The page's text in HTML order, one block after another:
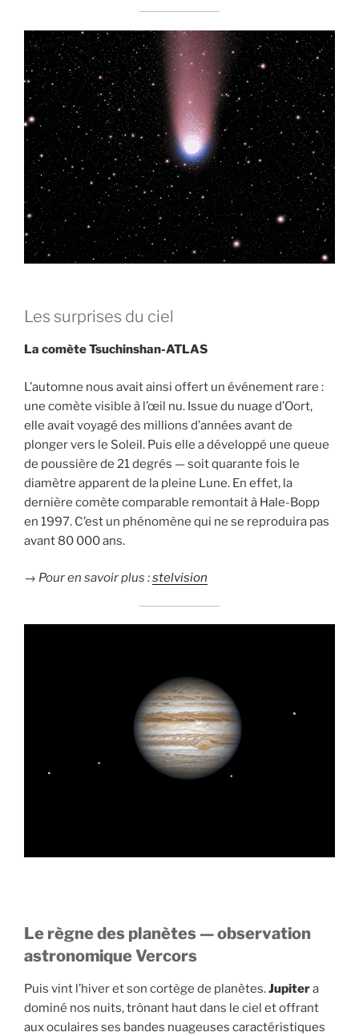
Les surprises du ciel
La comète Tsuchinshan-ATLAS
L’automne nous avait ainsi offert un événement rare :
une comète visible à l’œil nu. Issue du nuage d’Oort,
elle avait voyagé des millions d’années avant de
plonger vers le Soleil. Puis elle a développé une queue
de poussière de 21 degrés — soit quarante fois le
diamètre apparent de la pleine Lune. En effet, la
dernière comète comparable remontait à Hale-Bopp
en 1997. C’est un phénomène qui ne se reproduira pas
avant 80 000 ans.
→ Pour en savoir plus :stelvision
Le règne des planètes — observation
astronomique Vercors
Puis vint l’hiver et son cortège de planètes.Jupitera
dominé nos nuits, trônant haut dans le ciel et offrant
aux oculaires ses bandes nuageuses caractéristiques